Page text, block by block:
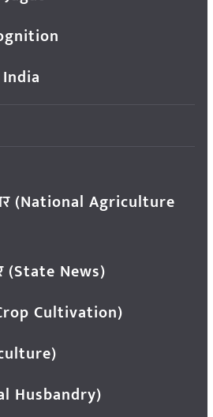
(National Agriculture
(State News)
Cultivation)
Husbandry)